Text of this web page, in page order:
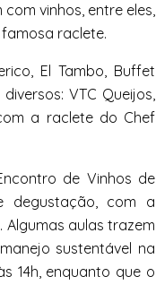
com vinhos, entre eles,
raclete.
El Tambo, Buffet
VTC Queijos,
a raclete do Chef
de Vinhos de
degustação, com a
Algumas aulas trazem
sustentável na
14h, enquanto que o